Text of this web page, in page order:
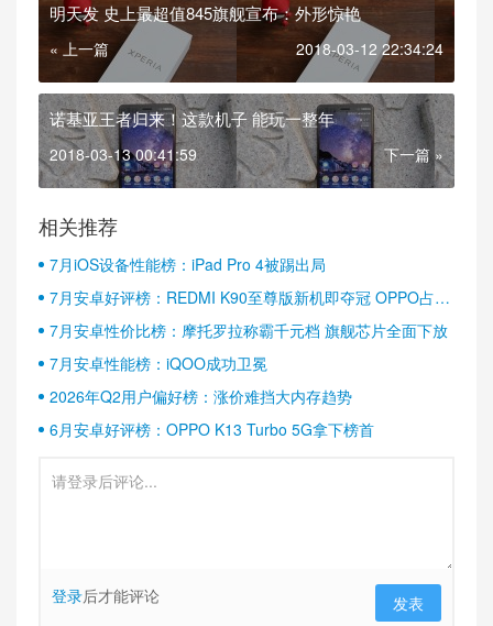
明天发 史上最超值845旗舰宣布：外形惊艳
« 上一篇 2018-03-12 22:34:24
诺基亚王者归来！这款机子 能玩一整年
2018-03-13 00:41:59 下一篇 »
相关推荐
7月iOS设备性能榜：iPad Pro 4被踢出局
7月安卓好评榜：REDMI K90至尊版新机即夺冠 OPPO占据
半壁江山
7月安卓性价比榜：摩托罗拉称霸千元档 旗舰芯片全面下放
7月安卓性能榜：iQOO成功卫冕
2026年Q2用户偏好榜：涨价难挡大内存趋势
6月安卓好评榜：OPPO K13 Turbo 5G拿下榜首
登录后才能评论 发表